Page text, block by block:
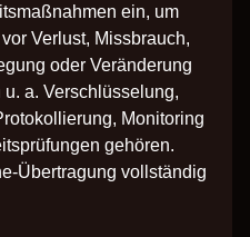
ein, um
Verlust, Missbrauch,
oder Veränderung
a. Verschlüsselung,
Monitoring
gehören.
Übertragung vollständig